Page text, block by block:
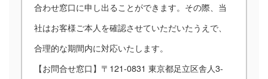
合わせ窓口に申し出ることができます。その際、当
社はお客様ご本人を確認させていただいたうえで、
合理的な期間内に対応いたします。
【お問合せ窓口】〒121-0831 東京都足立区舎人3-